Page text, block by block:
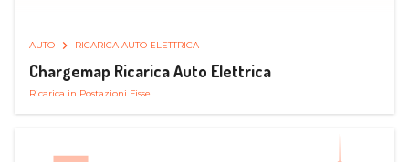
AUTO RICARICA AUTO ELETTRICA
Chargemap Ricarica Auto Elettrica
Ricarica in Postazioni Fisse